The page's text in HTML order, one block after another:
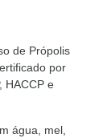
de Própolis
por
HACCP e
água, mel,